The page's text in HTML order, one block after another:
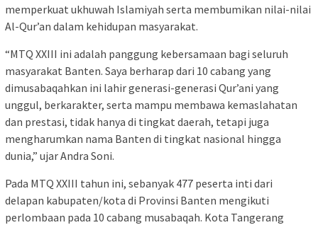
memperkuat ukhuwah Islamiyah serta membumikan nilai-nilai
Al-Qur’an dalam kehidupan masyarakat.
“MTQ XXIII ini adalah panggung kebersamaan bagi seluruh
masyarakat Banten. Saya berharap dari 10 cabang yang
dimusabaqahkan ini lahir generasi-generasi Qur’ani yang
unggul, berkarakter, serta mampu membawa kemaslahatan
dan prestasi, tidak hanya di tingkat daerah, tetapi juga
mengharumkan nama Banten di tingkat nasional hingga
dunia,” ujar Andra Soni.
Pada MTQ XXIII tahun ini, sebanyak 477 peserta inti dari
delapan kabupaten/kota di Provinsi Banten mengikuti
perlombaan pada 10 cabang musabaqah. Kota Tangerang